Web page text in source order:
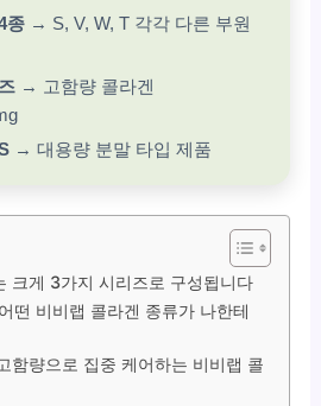
종→ S, V, W, T 각각 다른 부원
→ 고함량 콜라겐
→ 대용량 분말 타입 제품
크게 3가지 시리즈로 구성됩니다
떤 비비랩 콜라겐 종류가 나한테
함량으로 집중 케어하는 비비랩 콜